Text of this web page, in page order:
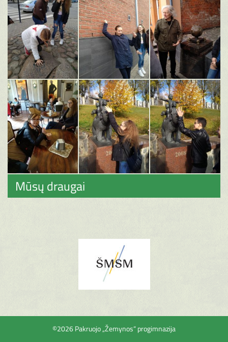
Mūsų draugai
©2026 Pakruojo „Žemynos“ progimnazija